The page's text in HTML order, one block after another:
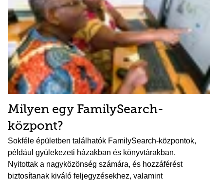
Milyen egy FamilySearch-
központ?
Sokféle épületben találhatók FamilySearch-központok,
például gyülekezeti házakban és könyvtárakban.
Nyitottak a nagyközönség számára, és hozzáférést
biztosítanak kiváló feljegyzésekhez, valamint